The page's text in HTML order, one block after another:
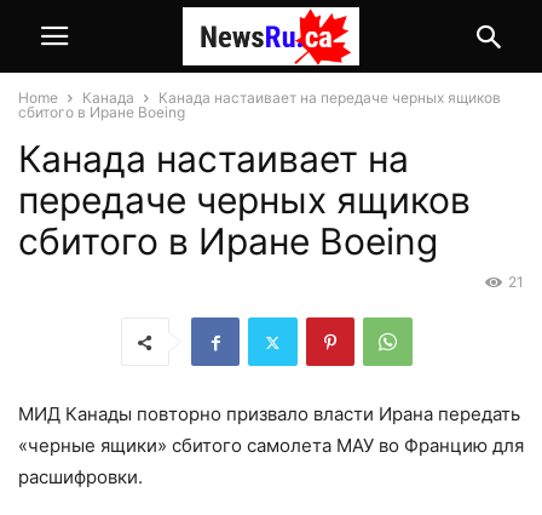
Home Канада
Канада настаивает на передаче черных ящиков
сбитого в Иране Boeing
Канада настаивает на
передаче черных ящиков
сбитого в Иране Boeing
21
МИД Канады повторно призвало власти Ирана передать
«черные ящики» сбитого самолета МАУ во Францию для
расшифровки.